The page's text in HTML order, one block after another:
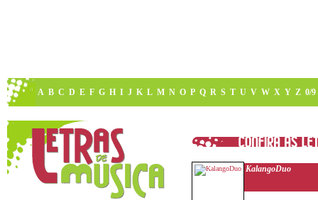
A B C D E F G H I J K L M N O P Q R S T U V W X Y Z 0/9
KalangoDuo